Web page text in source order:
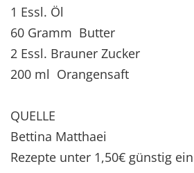
1 Essl. Öl
60 Gramm Butter
2 Essl. Brauner Zucker
200 ml Orangensaft
QUELLE
Bettina Matthaei
Rezepte unter 1,50€ günstig